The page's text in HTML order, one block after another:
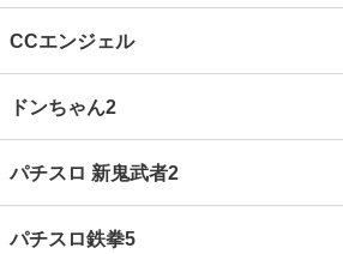
CCエンジェル
ドンちゃん2
パチスロ 新鬼武者2
パチスロ鉄拳5